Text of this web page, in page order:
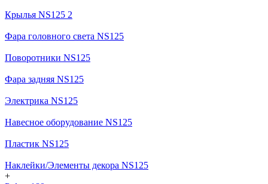
Крылья NS125 2
Фара головного света NS125
Поворотники NS125
Фара задняя NS125
Электрика NS125
Навесное оборудование NS125
Пластик NS125
Наклейки/Элементы декора NS125
+